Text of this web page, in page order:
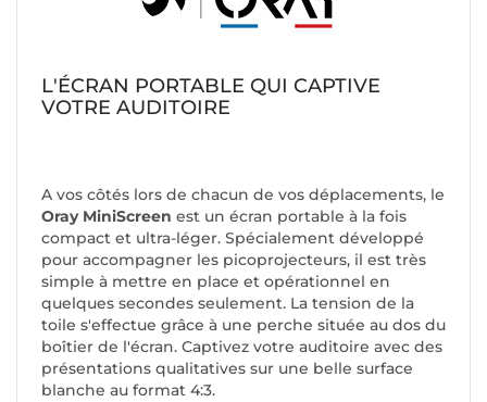
L'ÉCRAN PORTABLE QUI CAPTIVE
VOTRE AUDITOIRE
A vos côtés lors de chacun de vos déplacements, le
Oray MiniScreen est un écran portable à la fois
compact et ultra-léger. Spécialement développé
pour accompagner les picoprojecteurs, il est très
simple à mettre en place et opérationnel en
quelques secondes seulement. La tension de la
toile s'effectue grâce à une perche située au dos du
boîtier de l'écran. Captivez votre auditoire avec des
présentations qualitatives sur une belle surface
blanche au format 4:3.